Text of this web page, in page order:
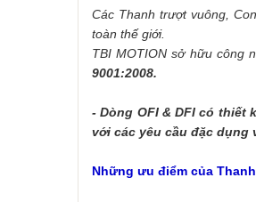
Các Thanh trượt vuông,
toàn thế giới.
TBI MOTION sở hữu công
9001:2008.
- Dòng OFI & DFI có thiết
với các yêu cầu đặc dụng
Những ưu điểm của